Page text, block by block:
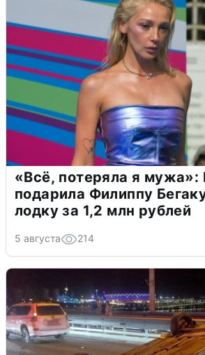
«Всё, потеряла я мужа»:
подарила Филиппу
лодку за 1,2 млн рублей
5 августа 214